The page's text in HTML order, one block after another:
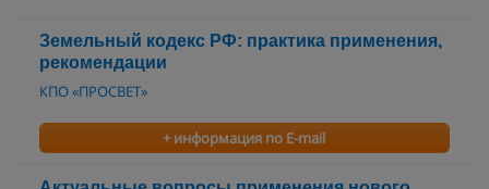
Земельный кодекс РФ: практика применения,
рекомендации
КПО «ПРОСВЕТ»
+ информация по E-mail